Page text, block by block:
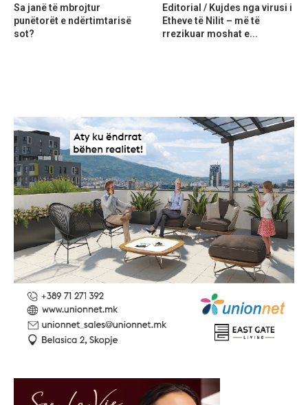
Sa janë të mbrojtur
punëtorët e ndërtimtarisë
sot?
Editorial / Kujdes nga virusi i
Etheve të Nilit – më të
rrezikuar moshat e...